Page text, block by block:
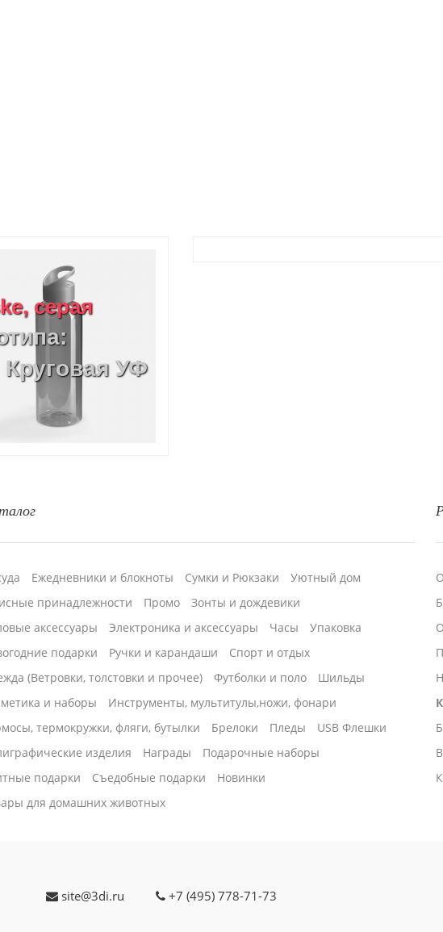
серая
Круговая УФ
Ежедневники и блокноты Сумки и Рюкзаки
Уютный дом
принадлежности
Промо
Зонты и дождевики
аксессуары
Электроника и аксессуары Часы
Упаковка
подарки
Ручки и карандаши
Спорт и отдых
(Ветровки, толстовки и прочее)
Футболки и поло
Шильды
и наборы
Инструменты, мультитулы,ножи, фонари
термокружки, фляги, бутылки
Брелоки Пледы
USB Флешки
изделия
Награды
Подарочные наборы
подарки
Cъедобные подарки
Новинки
для домашних животных
site@3di.ru +7 (495) 778-71-73